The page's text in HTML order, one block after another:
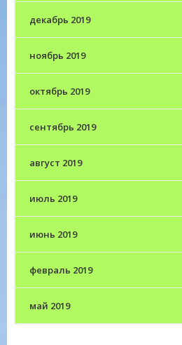
декабрь 2019
ноябрь 2019
октябрь 2019
сентябрь 2019
август 2019
июль 2019
июнь 2019
февраль 2019
май 2019